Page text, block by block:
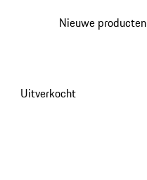
Nieuwe producten
Uitverkocht